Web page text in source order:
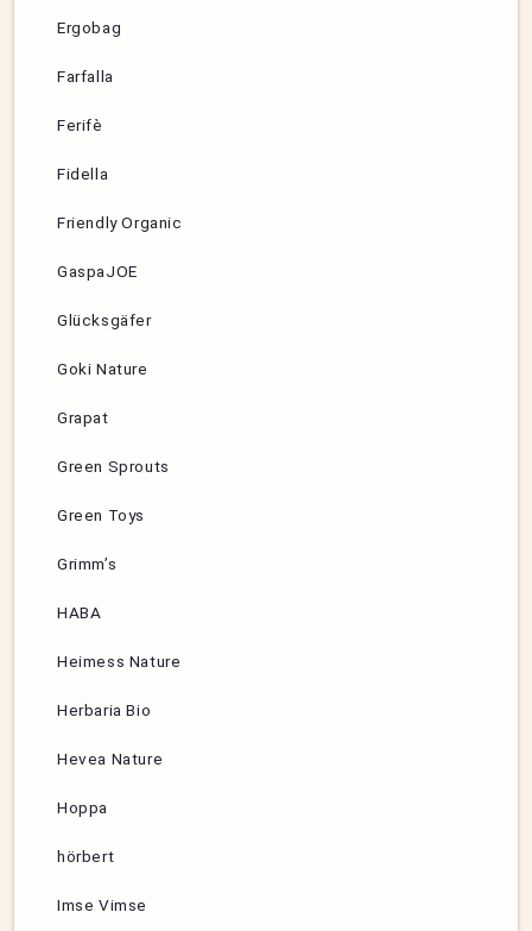
Ergobag
Farfalla
Ferifè
Fidella
Friendly Organic
GaspaJOE
Glücksgäfer
Goki Nature
Grapat
Green Sprouts
Green Toys
Grimm’s
HABA
Heimess Nature
Herbaria Bio
Hevea Nature
Hoppa
hörbert
Imse Vimse